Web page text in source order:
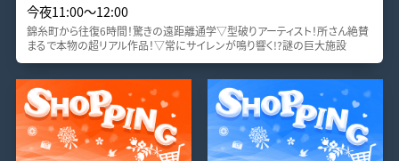
今夜11:00〜12:00
錦糸町から往復6時間！驚きの遠距離通学▽型破りアーティスト！所さん絶賛
まるで本物の超リアル作品！▽常にサイレンが鳴り響く!?謎の巨大施設